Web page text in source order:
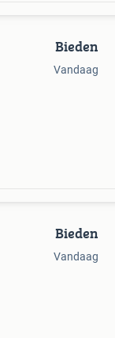
Bieden
Vandaag
Bieden
Vandaag